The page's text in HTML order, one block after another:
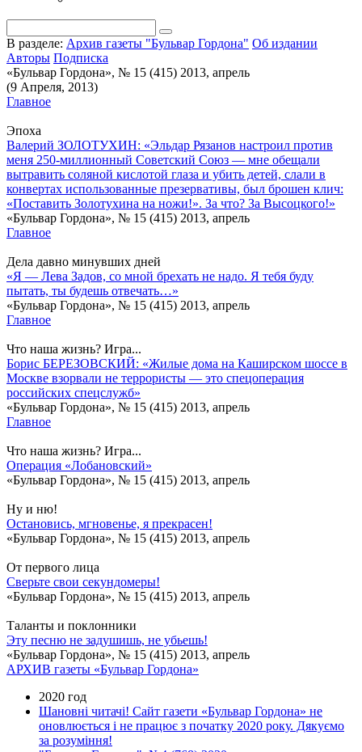
В разделе: Архив газеты "Бульвар Гордона" Об издании
Авторы Подписка
«Бульвар Гордона», № 15 (415) 2013, апрель
(9 Апреля, 2013)
Главное
Эпоха
Валерий ЗОЛОТУХИН: «Эльдар Рязанов настроил против
меня 250-миллионный Советский Союз — мне обещали
вытравить соляной кислотой глаза и убить детей, слали в
конвертах использованные презервативы, был брошен клич:
«Поставить Золотухина на ножи!». За что? За Высоцкого!»
«Бульвар Гордона», № 15 (415) 2013, апрель
Главное
Дела давно минувших дней
«Я — Лева Задов, со мной брехать не надо. Я тебя буду
пытать, ты будешь отвечать…»
«Бульвар Гордона», № 15 (415) 2013, апрель
Главное
Что наша жизнь? Игра...
Борис БЕРЕЗОВСКИЙ: «Жилые дома на Каширском шоссе в
Москве взорвали не террористы — это спецоперация
российских спецслужб»
«Бульвар Гордона», № 15 (415) 2013, апрель
Главное
Что наша жизнь? Игра...
Операция «Лобановский»
«Бульвар Гордона», № 15 (415) 2013, апрель
Ну и ню!
Остановись, мгновенье, я прекрасен!
«Бульвар Гордона», № 15 (415) 2013, апрель
От первого лица
Сверьте свои секундомеры!
«Бульвар Гордона», № 15 (415) 2013, апрель
Таланты и поклонники
Эту песню не задушишь, не убьешь!
«Бульвар Гордона», № 15 (415) 2013, апрель
АРХИВ газеты «Бульвар Гордона»
2020 год
Шановні читачі! Сайт газети «Бульвар Гордона» не
оновлюється і не працює з початку 2020 року. Дякуємо
за розуміння!